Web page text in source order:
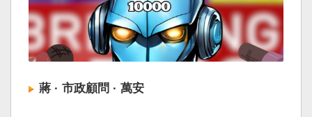
蔣 · 市政顧問 · 萬安